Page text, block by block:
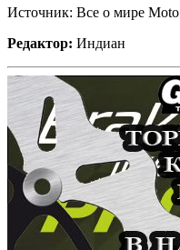
Источник: Все о мире Moto
Редактор: Индиан